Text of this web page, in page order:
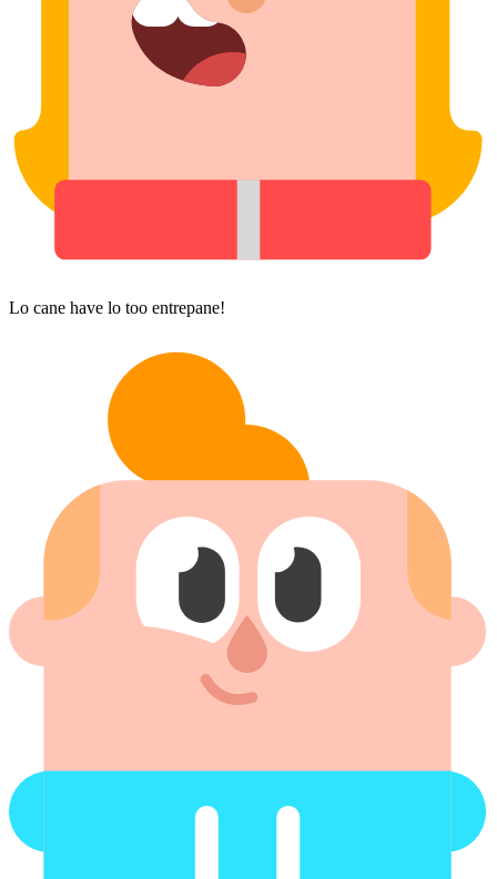
Lo cane have lo too entrepane!